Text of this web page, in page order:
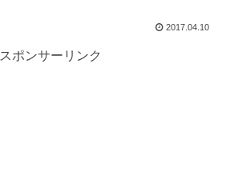
2017.04.10
スポンサーリンク